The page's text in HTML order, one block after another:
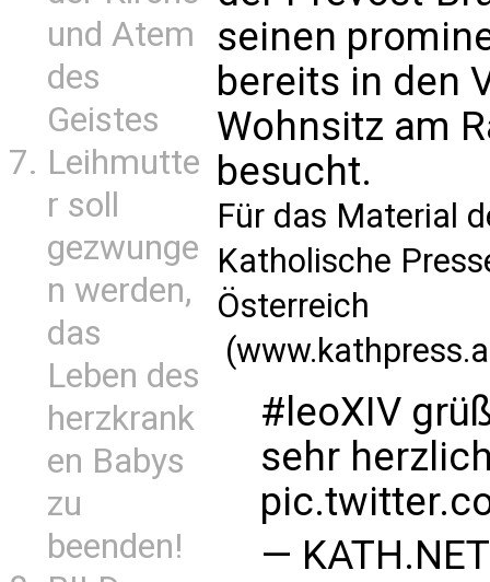
und Atem
des
Geistes
Leihmutte
r soll
gezwunge
n werden,
das
Leben des
herzkrank
en Babys
zu
beenden!
seinen
bereits in den
Wohnsitz am
besucht.
Für das Material
Katholische
Österreich
#leoXIV
sehr
—